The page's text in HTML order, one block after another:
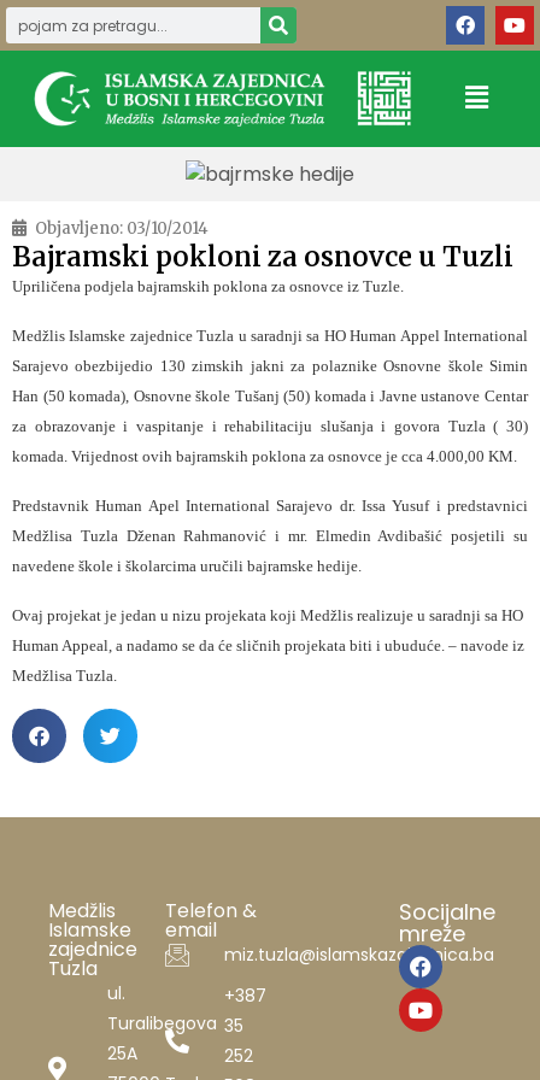
Objavljeno: 03/10/2014
Bajramski pokloni za osnovce u Tuzli
Upriličena podjela bajramskih poklona za osnovce iz Tuzle.
Medžlis Islamske zajednice Tuzla u saradnji sa HO Human Appel International
Sarajevo obezbijedio 130 zimskih jakni za polaznike Osnovne škole Simin
Han (50 komada), Osnovne škole Tušanj (50) komada i Javne ustanove Centar
za obrazovanje i vaspitanje i rehabilitaciju slušanja i govora Tuzla ( 30)
komada. Vrijednost ovih bajramskih poklona za osnovce je cca 4.000,00 KM.
Predstavnik Human Apel International Sarajevo dr. Issa Yusuf i predstavnici
Medžlisa Tuzla Dženan Rahmanović i mr. Elmedin Avdibašić posjetili su
navedene škole i školarcima uručili bajramske hedije.
Ovaj projekat je jedan u nizu projekata koji Medžlis realizuje u saradnji sa HO
Human Appeal, a nadamo se da će sličnih projekata biti i ubuduće. – navode iz
Medžlisa Tuzla.
Medžlis
Islamske
zajednice
Tuzla
ul.
Turalibegova
25A
Telefon &
email
miz.tuzla@islamskazajednica.ba
+387
35
252
Socijalne
mreže